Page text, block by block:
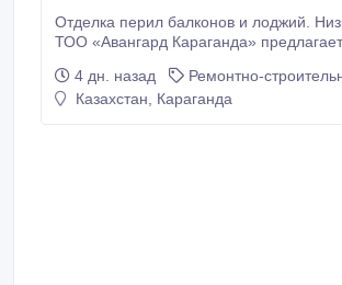
Отделка перил балконов и лоджий.
ТОО «Авангард Караганда» предлагает
бетонные перила на балконе, и вы хотите их
облагородить, тогда Вам к нам. Ваши перила можно
4 дн. назад
Ремонтно-
Казахстан, Караганда